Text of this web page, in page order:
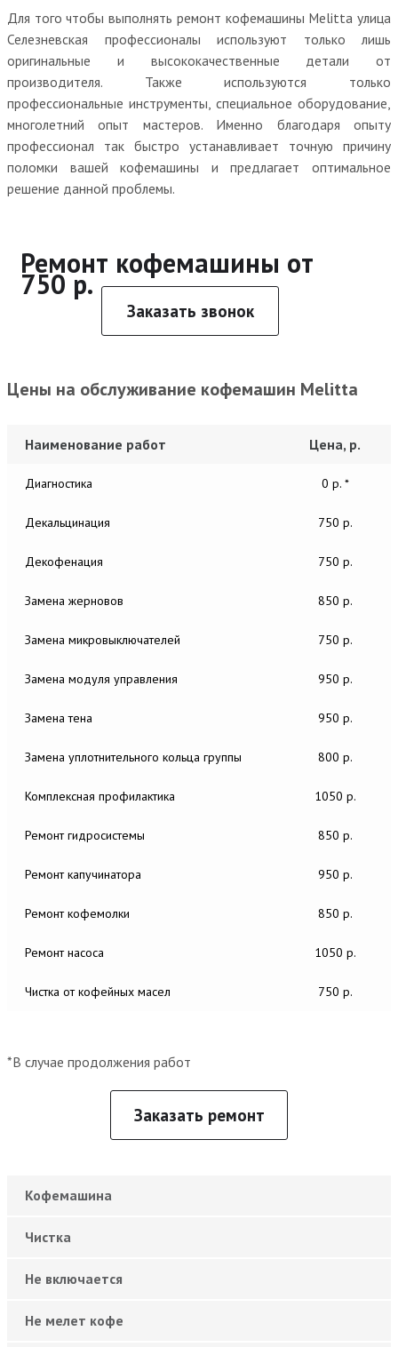
Для того чтобы выполнять ремонт кофемашины Melitta улица
Селезневская профессионалы используют только лишь
оригинальные и высококачественные детали от
производителя. Также используются только
профессиональные инструменты, специальное оборудование,
многолетний опыт мастеров. Именно благодаря опыту
профессионал так быстро устанавливает точную причину
поломки вашей кофемашины и предлагает оптимальное
решение данной проблемы.
Ремонт кофемашины от
750 р.
Заказать звонок
Цены на обслуживание кофемашин Melitta
Наименование работ Цена, р.
Диагностика 0 р. *
Декальцинация 750 р.
Декофенация 750 р.
Замена жерновов 850 р.
Замена микровыключателей 750 р.
Замена модуля управления 950 р.
Замена тена 950 р.
Замена уплотнительного кольца группы 800 р.
Комплексная профилактика 1050 р.
Ремонт гидросистемы 850 р.
Ремонт капучинатора 950 р.
Ремонт кофемолки 850 р.
Ремонт насоса 1050 р.
Чистка от кофейных масел 750 р.
*В случае продолжения работ
Заказать ремонт
Кофемашина
Чистка
Не включается
Не мелет кофе